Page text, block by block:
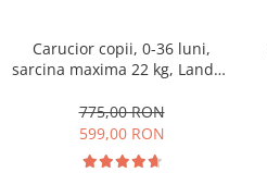
Carucior copii, 0-36 luni,
sarcina maxima 22 kg, Landou
Geanta de scutece
775,00 RON
599,00 RON